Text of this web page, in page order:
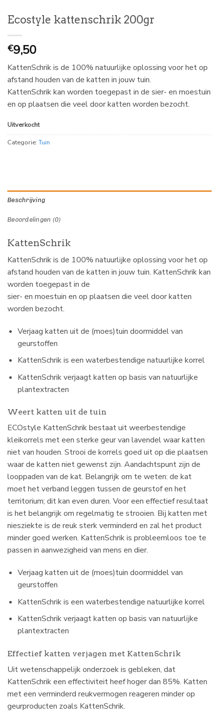
Ecostyle kattenschrik 200gr
€9,50
KattenSchrik is de 100% natuurlijke oplossing voor het op
afstand houden van de katten in jouw tuin.
KattenSchrik kan worden toegepast in de sier- en moestuin
en op plaatsen die veel door katten worden bezocht.
Uitverkocht
Categorie:Tuin
Beschrijving
Beoordelingen (0)
KattenSchrik
KattenSchrik is de 100% natuurlijke oplossing voor het op
afstand houden van de katten in jouw tuin. KattenSchrik kan
worden toegepast in de
sier- en moestuin en op plaatsen die veel door katten
worden bezocht.
Verjaag katten uit de (moes)tuin doormiddel van
geurstoffen
KattenSchrik is een waterbestendige natuurlijke korrel
KattenSchrik verjaagt katten op basis van natuurlijke
plantextracten
Weert katten uit de tuin
ECOstyle KattenSchrik bestaat uit weerbestendige
kleikorrels met een sterke geur van lavendel waar katten
niet van houden. Strooi de korrels goed uit op die plaatsen
waar de katten niet gewenst zijn. Aandachtspunt zijn de
looppaden van de kat. Belangrijk om te weten: de kat
moet het verband leggen tussen de geurstof en het
territorium; dit kan even duren. Voor een effectief resultaat
is het belangrijk om regelmatig te strooien. Bij katten met
niesziekte is de reuk sterk verminderd en zal het product
minder goed werken. KattenSchrik is probleemloos toe te
passen in aanwezigheid van mens en dier.
Verjaag katten uit de (moes)tuin doormiddel van
geurstoffen
KattenSchrik is een waterbestendige natuurlijke korrel
KattenSchrik verjaagt katten op basis van natuurlijke
plantextracten
Effectief katten verjagen met KattenSchrik
Uit wetenschappelijk onderzoek is gebleken, dat
KattenSchrik een effectiviteit heef hoger dan 85%. Katten
met een verminderd reukvermogen reageren minder op
geurproducten zoals KattenSchrik.